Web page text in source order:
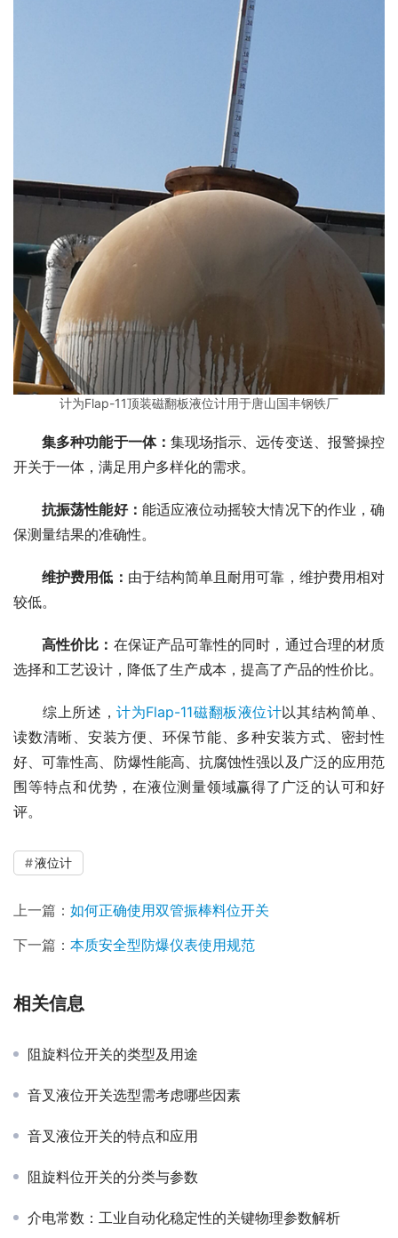
计为Flap-11顶装磁翻板液位计用于唐山国丰钢铁厂
集多种功能于一体： 集现场指示、远传变送、报警操控
开关于一体，满足用户多样化的需求。
抗振荡性能好： 能适应液位动摇较大情况下的作业，确
保测量结果的准确性。
维护费用低： 由于结构简单且耐用可靠，维护费用相对
较低。
高性价比： 在保证产品可靠性的同时，通过合理的材质
选择和工艺设计，降低了生产成本，提高了产品的性价比。
综上所述，计为Flap-11磁翻板液位计以其结构简单、
读数清晰、安装方便、环保节能、多种安装方式、密封性
好、可靠性高、防爆性能高、抗腐蚀性强以及广泛的应用范
围等特点和优势，在液位测量领域赢得了广泛的认可和好
评。
液位计
上一篇： 如何正确使用双管振棒料位开关
下一篇： 本质安全型防爆仪表使用规范
相关信息
阻旋料位开关的类型及用途
音叉液位开关选型需考虑哪些因素
音叉液位开关的特点和应用
阻旋料位开关的分类与参数
介电常数：工业自动化稳定性的关键物理参数解析